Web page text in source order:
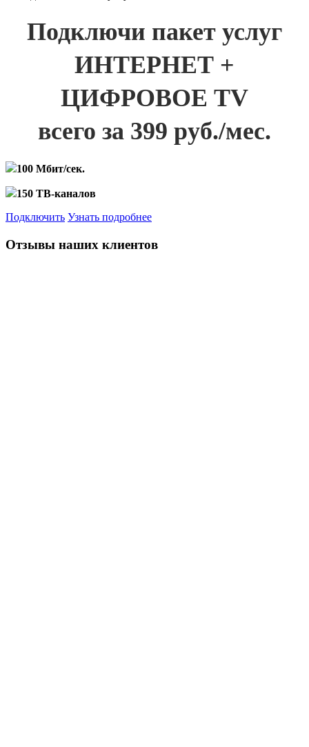
Подключи пакет услуг
ИНТЕРНЕТ +
ЦИФРОВОЕ TV
всего за 399 руб./мес.
100 Мбит/сек.
150 ТВ-каналов
Подключить Узнать подробнее
Отзывы наших клиентов